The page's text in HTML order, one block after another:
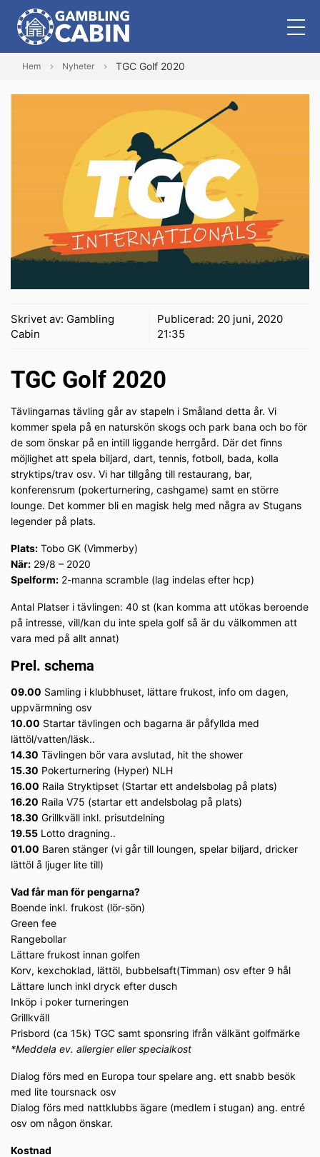
Hem Nyheter TGC Golf 2020
Skrivet av: Gambling
Cabin
Publicerad: 20 juni, 2020
21:35
TGC Golf 2020
Tävlingarnas tävling går av stapeln i Småland detta år. Vi
kommer spela på en naturskön skogs och park bana och bo för
de som önskar på en intill liggande herrgård. Där det finns
möjlighet att spela biljard, dart, tennis, fotboll, bada, kolla
stryktips/trav osv. Vi har tillgång till restaurang, bar,
konferensrum (pokerturnering, cashgame) samt en större
lounge. Det kommer bli en magisk helg med några av Stugans
legender på plats.
Plats: Tobo GK (Vimmerby)
När: 29/8 – 2020
Spelform: 2-manna scramble (lag indelas efter hcp)
Antal Platser i tävlingen: 40 st (kan komma att utökas beroende
på intresse, vill/kan du inte spela golf så är du välkommen att
vara med på allt annat)
Prel. schema
09.00 Samling i klubbhuset, lättare frukost, info om dagen,
uppvärmning osv
10.00 Startar tävlingen och bagarna är påfyllda med
lättöl/vatten/läsk..
14.30 Tävlingen bör vara avslutad, hit the shower
15.30 Pokerturnering (Hyper) NLH
16.00 Raila Stryktipset (Startar ett andelsbolag på plats)
16.20 Raila V75 (startar ett andelsbolag på plats)
18.30 Grillkväll inkl. prisutdelning
19.55 Lotto dragning..
01.00 Baren stänger (vi går till loungen, spelar biljard, dricker
lättöl å ljuger lite till)
Vad får man för pengarna?
Boende inkl. frukost (lör-sön)
Green fee
Rangebollar
Lättare frukost innan golfen
Korv, kexchoklad, lättöl, bubbelsaft(Timman) osv efter 9 hål
Lättare lunch inkl dryck efter dusch
Inköp i poker turneringen
Grillkväll
Prisbord (ca 15k) TGC samt sponsring ifrån välkänt golfmärke
*Meddela ev. allergier eller specialkost
Dialog förs med en Europa tour spelare ang. ett snabb besök
med lite toursnack osv
Dialog förs med nattklubbs ägare (medlem i stugan) ang. entré
osv om någon önskar.
Kostnad